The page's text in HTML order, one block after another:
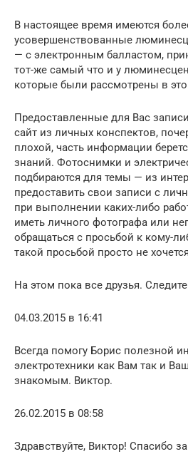
В настоящее время имеются
усовершенствованные
— с электронным балластом,
тот-же самый что и у
которые были рассмотрены в
Предоставленные для Вас
сайт из личных конспектов,
плохой, часть информации
знаний. Фотоснимки и
подбираются для темы — из
предоставить свои записи с
при выполнении каких-либо
иметь личного фотографа или
обращаться с просьбой к кому-
такой просьбой просто не
На этом пока все друзья.
04.03.2015 в 16:41
Всегда помогу Борис полезной
электротехники как Вам так и
знакомым. Виктор.
26.02.2015 в 08:58
Здравствуйте, Виктор! Спасибо